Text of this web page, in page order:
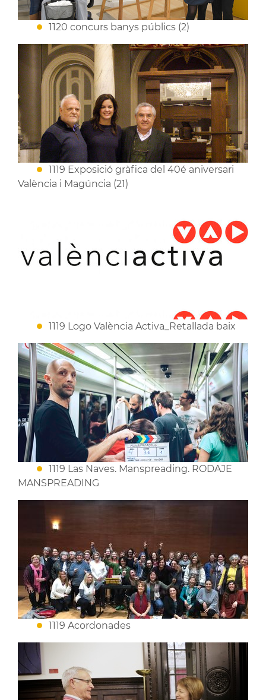
1120 concurs banys públics (2)
1119 Exposició gràfica del 40é aniversari
València i Magúncia (21)
1119 Logo València Activa_Retallada baix
1119 Las Naves. Manspreading. RODAJE
MANSPREADING
1119 Acordonades